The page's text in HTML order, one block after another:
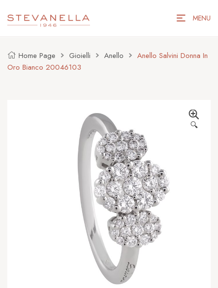
MENU
Home Page Gioielli Anello
Anello Salvini Donna In
Oro Bianco 20046103
🔍